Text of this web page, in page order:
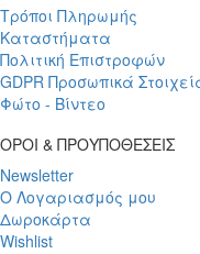
Τρόποι Πληρωμής
Καταστήματα
Πολιτική Επιστροφών
GDPR Προσωπικά
Φώτο - Βίντεο
ΟΡΟΙ & ΠΡΟΥΠΟΘΕΣΕΙΣ
Newsletter
Ο Λογαριασμός μου
Δωροκάρτα
Wishlist